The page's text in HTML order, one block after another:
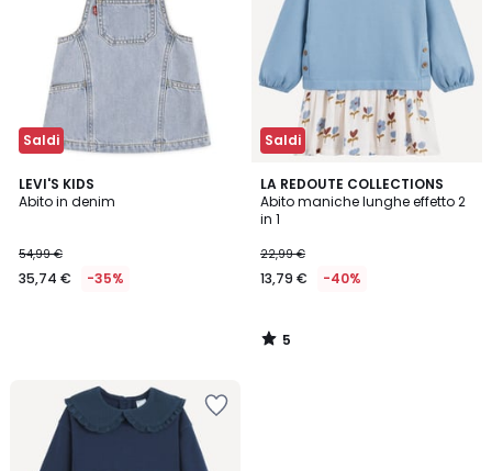
Saldi
LEVI'S KIDS
Abito in denim
54,99 €
35,74 € -35%
Saldi
LA REDOUTE COLLECTIONS
Abito maniche lunghe effetto 2
in 1
22,99 €
13,79 € -40%
5
/
5
5
/